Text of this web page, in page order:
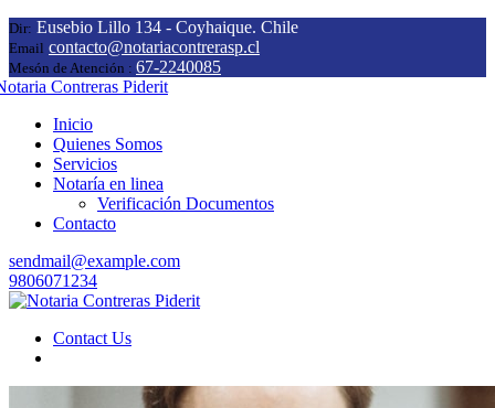
Dir: Eusebio Lillo 134 - Coyhaique. Chile
Email contacto@notariacontrerasp.cl
Mesón de Atención : 67-2240085
Inicio
Quienes Somos
Servicios
Notaría en linea
Verificación Documentos
Contacto
sendmail@example.com
9806071234
Contact Us